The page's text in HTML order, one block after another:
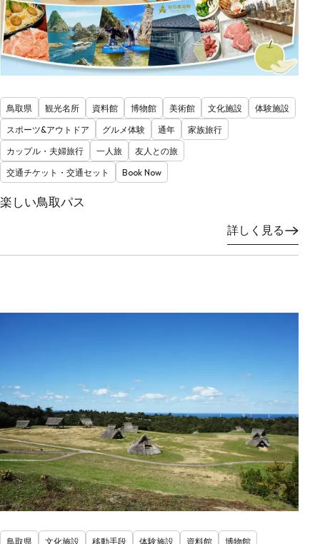
鳥取県 観光名所 資料館 博物館 美術館 文化施設
体験施設
スポーツ&アウトドア
グルメ体験 通年
家族旅行
カップル・夫婦旅行
一人旅
友人との旅
交通チケット・交通セット
Book Now
楽しい鳥取パス
詳しく見る
鳥取県 文化施設 移動手段 体験施設 資料館
博物館